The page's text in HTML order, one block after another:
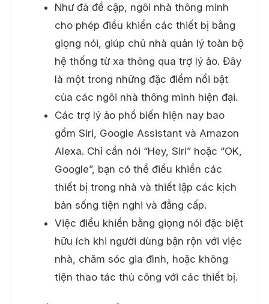
Như đã đề cập, ngôi nhà thông minh
cho phép điều khiển các thiết bị bằng
giọng nói, giúp chủ nhà quản lý toàn bộ
hệ thống từ xa thông qua trợ lý ảo. Đây
là một trong những đặc điểm nổi bật
của các ngôi nhà thông minh hiện đại.
Các trợ lý ảo phổ biến hiện nay bao
gồm Siri, Google Assistant và Amazon
Alexa. Chỉ cần nói “Hey, Siri” hoặc “OK,
Google”, bạn có thể điều khiển các
thiết bị trong nhà và thiết lập các kịch
bản sống tiện nghi và đẳng cấp.
Việc điều khiển bằng giọng nói đặc biệt
hữu ích khi người dùng bận rộn với việc
nhà, chăm sóc gia đình, hoặc không
tiện thao tác thủ công với các thiết bị.